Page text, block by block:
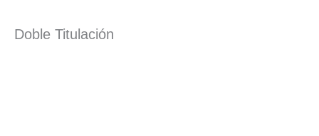
Doble Titulación